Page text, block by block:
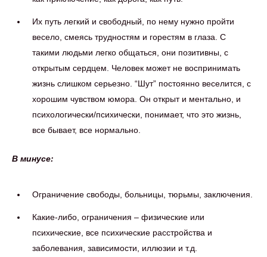
Их путь легкий и свободный, по нему нужно пройти
весело, смеясь трудностям и горестям в глаза. С
такими людьми легко общаться, они позитивны, с
открытым сердцем. Человек может не воспринимать
жизнь слишком серьезно. “Шут” постоянно веселится, с
хорошим чувством юмора. Он открыт и ментально, и
психологически/психически, понимает, что это жизнь,
все бывает, все нормально.
В минусе:
Ограничение свободы, больницы, тюрьмы, заключения.
Какие-либо, ограничения – физические или
психические, все психические расстройства и
заболевания, зависимости, иллюзии и т.д.